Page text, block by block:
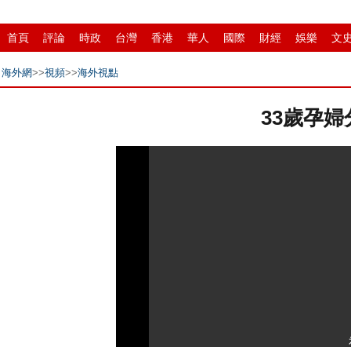
首頁 評論 時政 台灣 香港 華人 國際 財經 娛樂 文
中原 招商 縣域 環保
海外網>>視頻>>海外視點
33歲孕婦